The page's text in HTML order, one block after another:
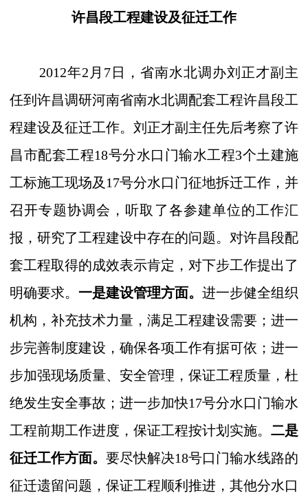
许昌段工程建设及征迁工作
2012年2 月 7 日
，省南水北调办刘正才副主
任到许昌调研河南省南水北调配套工程许昌段工
程建设及征迁工作。 刘正才副主任先后考察了许
昌市配套工程18号分水口门输水工程3个土建施
工标施工现场及 17号分水口门征地拆迁工作，并
召开专题协调会，听取了各参建单位的工作汇
报，研究了工程建设中存在的问题。对许昌段配
套工程取得的成效表示肯定，对下步工作提出了
明确要求。 一是建设管理方面。 进一步健全组织
机构，补充技术力量，满足工程建设需要；进一
步完善制度建设，确保各项工作有据可依；进一
步加强现场质量、安全管理，保证工程质量，杜
绝发生安全事故；进一步加快17号分水口门输水
工程前期工作进度，保证工程按计划实施。 二是
征迁工作方面。 要尽快解决18号口门输水线路的
征迁遗留问题，保证工程顺利推进，其他分水口